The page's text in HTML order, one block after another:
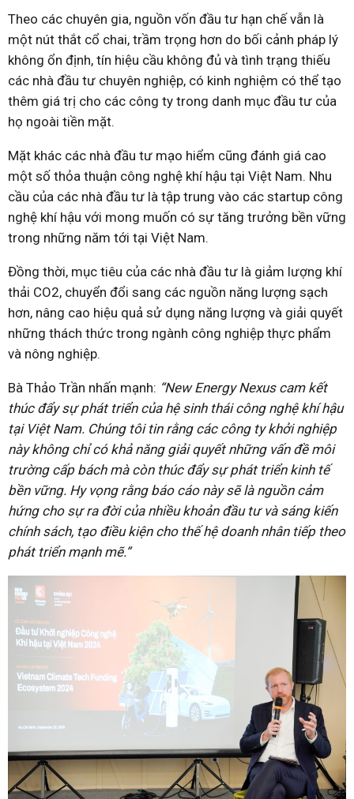
Theo các chuyên gia, nguồn vốn đầu tư hạn chế vẫn là
một nút thắt cổ chai, trầm trọng hơn do bối cảnh pháp lý
không ổn định, tín hiệu cầu không đủ và tình trạng thiếu
các nhà đầu tư chuyên nghiệp, có kinh nghiệm có thể tạo
thêm giá trị cho các công ty trong danh mục đầu tư của
họ ngoài tiền mặt.
Mặt khác các nhà đầu tư mạo hiểm cũng đánh giá cao
một số thỏa thuận công nghệ khí hậu tại Việt Nam. Nhu
cầu của các nhà đầu tư là tập trung vào các startup công
nghệ khí hậu với mong muốn có sự tăng trưởng bền vững
trong những năm tới tại Việt Nam.
Đồng thời, mục tiêu của các nhà đầu tư là giảm lượng khí
thải CO2, chuyển đổi sang các nguồn năng lượng sạch
hơn, nâng cao hiệu quả sử dụng năng lượng và giải quyết
những thách thức trong ngành công nghiệp thực phẩm
và nông nghiệp.
Bà Thảo Trần nhấn mạnh: “New Energy Nexus cam kết
thúc đẩy sự phát triển của hệ sinh thái công nghệ khí hậu
tại Việt Nam. Chúng tôi tin rằng các công ty khởi nghiệp
này không chỉ có khả năng giải quyết những vấn đề môi
trường cấp bách mà còn thúc đẩy sự phát triển kinh tế
bền vững. Hy vọng rằng báo cáo này sẽ là nguồn cảm
hứng cho sự ra đời của nhiều khoản đầu tư và sáng kiến
chính sách, tạo điều kiện cho thế hệ doanh nhân tiếp theo
phát triển mạnh mẽ.”